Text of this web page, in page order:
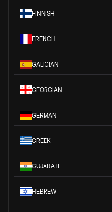
FINNISH
FRENCH
GALICIAN
GEORGIAN
GERMAN
GREEK
GUJARATI
HEBREW